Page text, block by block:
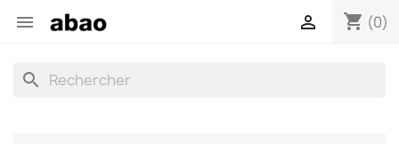
 shopping_cart (0)

search